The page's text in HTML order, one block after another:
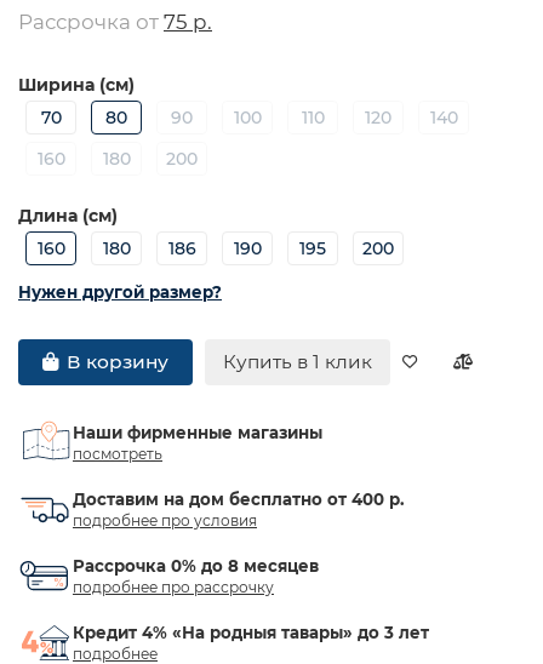
Рассрочка от 75 р.
Ширина (см)
70
80 90 100 110 120
140
160
180 200
Длина (см)
160
180 186 190 195 200
Нужен другой размер?
В корзину Купить в 1 клик
Наши фирменные магазины
посмотреть
Доставим на дом бесплатно от 400 р.
подробнее про условия
Рассрочка 0% до 8 месяцев
подробнее про рассрочку
Кредит 4% «На родныя тавары» до 3 лет
подробнее